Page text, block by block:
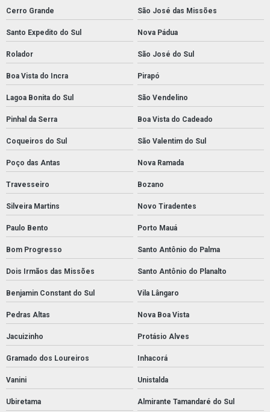
Cerro Grande São José das Missões
Santo Expedito do Sul Nova Pádua
Rolador São José do Sul
Boa Vista do Incra Pirapó
Lagoa Bonita do Sul São Vendelino
Pinhal da Serra Boa Vista do Cadeado
Coqueiros do Sul São Valentim do Sul
Poço das Antas Nova Ramada
Travesseiro Bozano
Silveira Martins Novo Tiradentes
Paulo Bento Porto Mauá
Bom Progresso Santo Antônio do Palma
Dois Irmãos das Missões Santo Antônio do Planalto
Benjamin Constant do Sul Vila Lângaro
Pedras Altas Nova Boa Vista
Jacuizinho Protásio Alves
Gramado dos Loureiros Inhacorá
Vanini Unistalda
Ubiretama Almirante Tamandaré do Sul